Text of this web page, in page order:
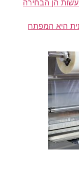
הן הבחירה
היא המפתח